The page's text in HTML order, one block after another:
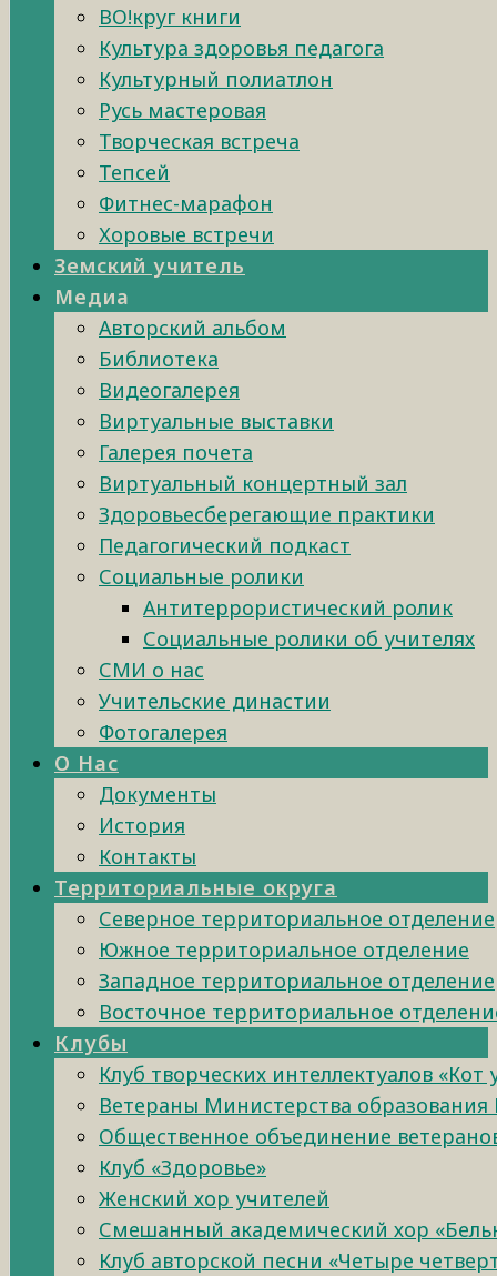
ВО!круг книги
Культура здоровья педагога
Культурный полиатлон
Русь мастеровая
Творческая встреча
Тепсей
Фитнес-марафон
Хоровые встречи
Земский учитель
Медиа
Авторский альбом
Библиотека
Видеогалерея
Виртуальные выставки
Галерея почета
Виртуальный концертный зал
Здоровьесберегающие практики
Педагогический подкаст
Социальные ролики
Антитеррористический ролик
Социальные ролики об учителях
СМИ о нас
Учительские династии
Фотогалерея
О Нас
Документы
История
Контакты
Территориальные округа
Северное территориальное отделение
Южное территориальное отделение
Западное территориальное отделение
Восточное территориальное
Клубы
Клуб творческих интеллектуалов «Кот
Ветераны Министерства образования
Общественное объединение
Клуб «Здоровье»
Женский хор учителей
Смешанный академический хор
Клуб авторской песни «Четыре